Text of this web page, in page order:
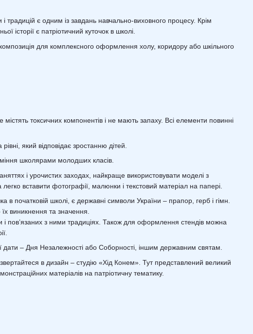
і традицій є одним із завдань навчально-виховного процесу. Крім
історії є патріотичний куточок в школі.
для комплексного оформлення холу, коридору або шкільного
токсичних компонентів і не мають запаху. Всі елементи повинні
який відповідає зростанню дітей.
школярами молодших класів.
і урочистих заходах, найкраще використовувати моделі з
вставити фотографії, малюнки і текстовий матеріал на папері.
початковій школі, є державні символи України – прапор, герб і гімн.
виникнення та значення.
і пов’язаних з ними традиціях. Також для оформлення стендів можна
дати – Дня Незалежності або Соборності, іншим державним святам.
в дизайн – студію «Хід Конем». Тут представлений великий
матеріалів на патріотичну тематику.